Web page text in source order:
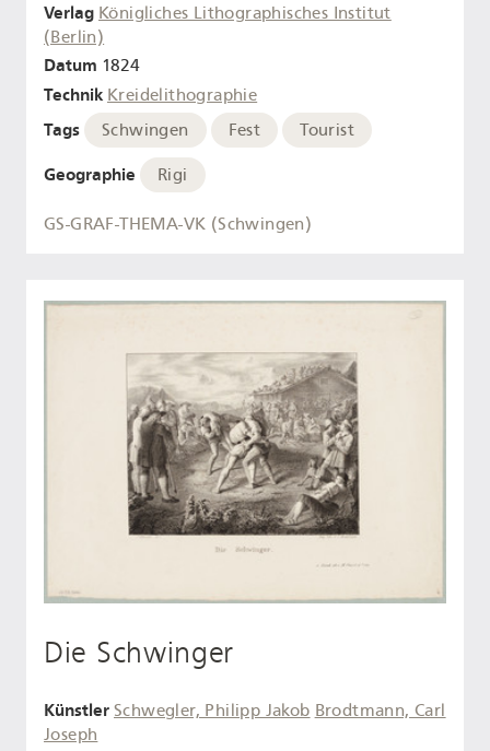
Verlag Königliches Lithographisches Institut
(Berlin)
Datum 1824
Technik Kreidelithographie
Tags Schwingen Fest Tourist
Geographie Rigi
GS-GRAF-THEMA-VK (Schwingen)
Die Schwinger
Künstler Schwegler, Philipp Jakob Brodtmann, Carl
Joseph